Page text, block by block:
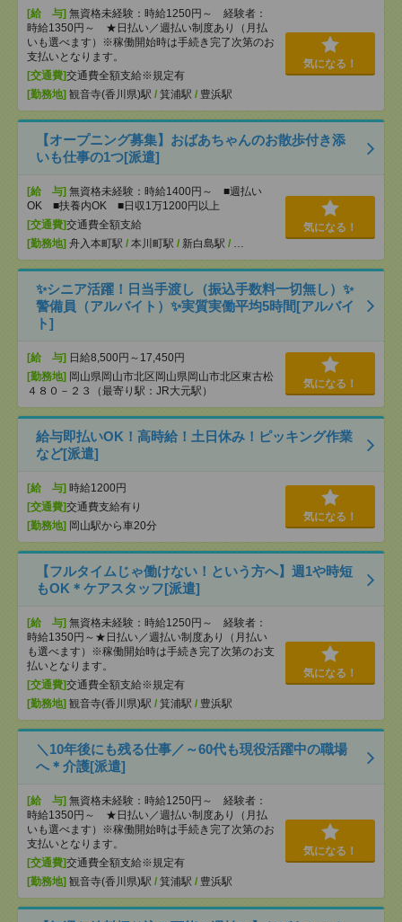
[給 与] 無資格未経験：時給1250円～ 経験者：
時給1350円～ ★日払い／週払い制度あり（月払
いも選べます）※稼働開始時は手続き完了次第のお
支払いとなります。
[交通費]交通費全額支給※規定有
[勤務地] 観音寺(香川県)駅 / 箕浦駅 / 豊浜駅
気になる！
【オープニング募集】おばあちゃんのお散歩付き添
いも仕事の1つ[派遣]
[給 与] 無資格未経験：時給1400円～ ■週払い
OK ■扶養内OK ■日収1万1200円以上
[交通費]交通費全額支給
[勤務地] 舟入本町駅 / 本川町駅 / 新白島駅 /
気になる！
✨シニア活躍！日当手渡し（振込手数料一切無し）✨
警備員（アルバイト）✨実質実働平均5時間[アルバイ
ト]
[給 与] 日給8,500円～17,450円
[勤務地] 岡山県岡山市北区岡山県岡山市北区東古松
４８０－２３（最寄り駅：JR大元駅）
気になる！
給与即払いOK！高時給！土日休み！ピッキング作業
など[派遣]
[給 与] 時給1200円
[交通費]交通費支給有り
[勤務地] 岡山駅から車20分
気になる！
【フルタイムじゃ働けない！という方へ】週1や時短
もOK＊ケアスタッフ[派遣]
[給 与] 無資格未経験：時給1250円～ 経験者：
時給1350円～★日払い／週払い制度あり（月払い
も選べます）※稼働開始時は手続き完了次第のお支
払いとなります。
[交通費]交通費全額支給※規定有
[勤務地] 観音寺(香川県)駅 / 箕浦駅 / 豊浜駅
気になる！
＼10年後にも残る仕事／～60代も現役活躍中の職場
へ＊介護[派遣]
[給 与] 無資格未経験：時給1250円～ 経験者：
時給1350円～ ★日払い／週払い制度あり（月払
いも選べます）※稼働開始時は手続き完了次第のお
支払いとなります。
[交通費]交通費全額支給※規定有
[勤務地] 観音寺(香川県)駅 / 箕浦駅 / 豊浜駅
気になる！